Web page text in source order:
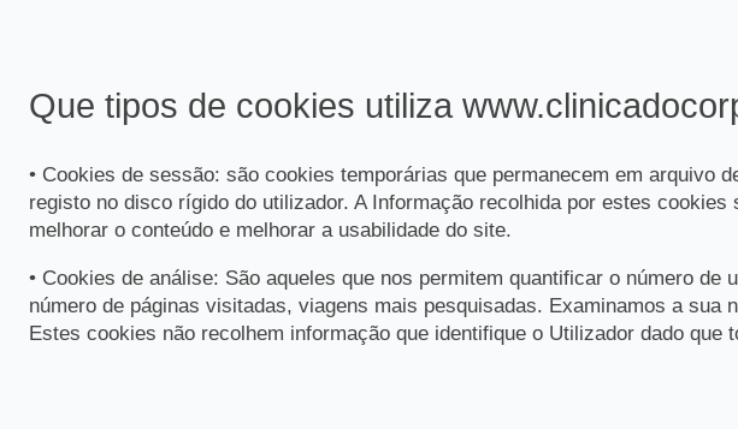
Que tipos de cookies utiliza
• Cookies de sessão: são cookies temporárias que permanecem em arquivo
registo no disco rígido do utilizador. A Informação recolhida por estes
melhorar o conteúdo e melhorar a usabilidade do site.
• Cookies de análise: São aqueles que nos permitem quantificar o número
número de páginas visitadas, viagens mais pesquisadas. Examinamos a
Estes cookies não recolhem informação que identifique o Utilizador dado que